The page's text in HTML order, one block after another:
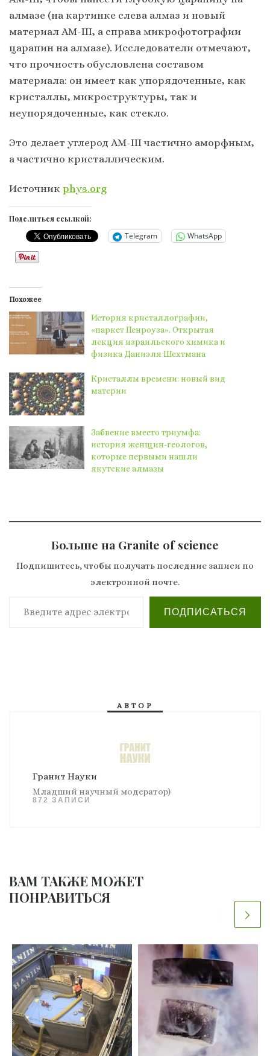
алмазе (на картинке слева алмаз и новый
материал AM-III, а справа микрофотографии
царапин на алмазе). Исследователи отмечают,
что прочность обусловлена составом
материала: он имеет как упорядоченные, как
кристаллы, микроструктуры, так и
неупорядоченные, как стекло.
Это делает углерод AM-III частично аморфным,
а частично кристаллическим.
Источник phys.org
Поделиться ссылкой:
Telegram WhatsApp
Похожее
История кристаллографии,
«паркет Пенроуза». Открытая
лекция израильского химика и
физика Даниэля Шехтмана
Кристаллы времени: новый вид
материи
Забвение вместо триумфа:
история женщин-геологов,
которые первыми нашли
якутские алмазы
Больше на Granite of science
Подпишитесь, чтобы получать последние записи по
электронной почте.
Введите адрес электронной почты…
ПОДПИСАТЬСЯ
АВТОР
Гранит Науки
Младший научный модератор)
872 ЗАПИСИ
ВАМ ТАКЖЕ МОЖЕТ
ПОНРАВИТЬСЯ